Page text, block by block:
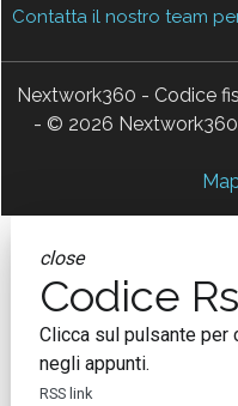
Contatta il nostro team
Nextwork360 - Codice
- © 2026
close
Codice
Clicca sul pulsante per
negli appunti.
RSS link